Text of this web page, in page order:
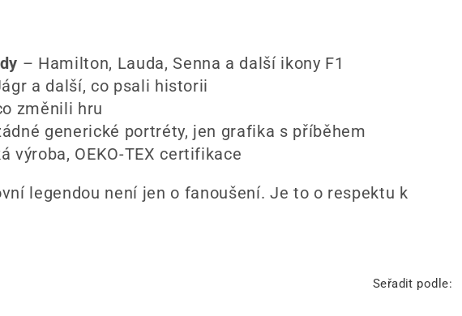
– Hamilton, Lauda, Senna a další ikony F1
a další, co psali historii
změnili hru
generické portréty, jen grafika s příběhem
výroba, OEKO-TEX certifikace
legendou není jen o fanoušení. Je to o respektu k
Seřadit podle: